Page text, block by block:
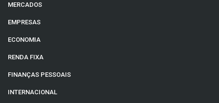
MERCADOS
EMPRESAS
ECONOMIA
RENDA FIXA
FINANÇAS PESSOAIS
INTERNACIONAL